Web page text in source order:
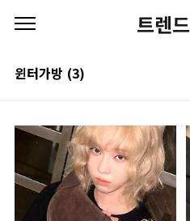
트렌
윈터가방 (3)